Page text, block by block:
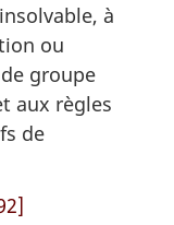
à
ou
groupe
aux règles
de